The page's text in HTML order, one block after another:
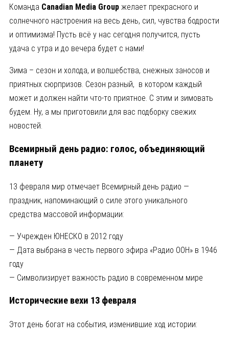
Команда Canadian Media Group желает прекрасного и
солнечного настроения на весь день, сил, чувства бодрости
и оптимизма! Пусть всё у нас сегодня получится, пусть
удача с утра и до вечера будет с нами!
Зима – сезон и холода, и волшебства, снежных заносов и
приятных сюрпризов. Сезон разный, в котором каждый
может и должен найти что-то приятное. С этим и зимовать
будем. Ну, а мы приготовили для вас подборку свежих
новостей.
Всемирный день радио: голос, объединяющий
планету
13 февраля мир отмечает Всемирный день радио —
праздник, напоминающий о силе этого уникального
средства массовой информации:
— Учрежден ЮНЕСКО в 2012 году
— Дата выбрана в честь первого эфира «Радио ООН» в 1946
году
— Символизирует важность радио в современном мире
Исторические вехи 13 февраля
Этот день богат на события, изменившие ход истории: